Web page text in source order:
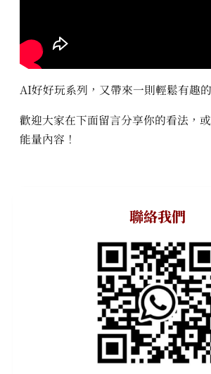
AI好好玩系列，又帶來一則輕鬆有趣
歡迎大家在下面留言分享你的看法，
能量內容！
聯絡我們